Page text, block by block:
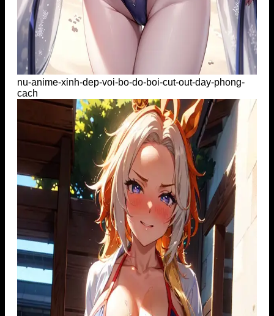
nu-anime-xinh-dep-voi-bo-do-boi-cut-out-day-phong-
cach